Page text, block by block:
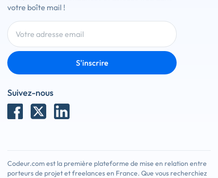
votre boîte mail !
S'inscrire
Suivez-nous
Codeur.com est la première plateforme de mise en relation entre
porteurs de projet et freelances en France. Que vous recherchiez